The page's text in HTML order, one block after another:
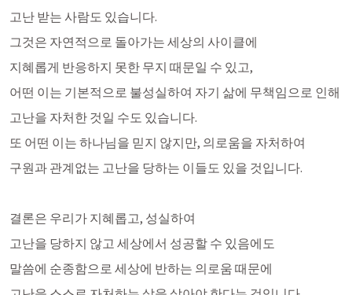
고난 받는 사람도 있습니다.
그것은 자연적으로 돌아가는 세상의 사이클에
지혜롭게 반응하지 못한 무지 때문일 수 있고,
어떤 이는 기본적으로 불성실하여 자기 삶에 무책임으로 인해
고난을 자처한 것일 수도 있습니다.
또 어떤 이는 하나님을 믿지 않지만, 의로움을 자처하여
구원과 관계없는 고난을 당하는 이들도 있을 것입니다.
결론은 우리가 지혜롭고, 성실하여
고난을 당하지 않고 세상에서 성공할 수 있음에도
말씀에 순종함으로 세상에 반하는 의로움 때문에